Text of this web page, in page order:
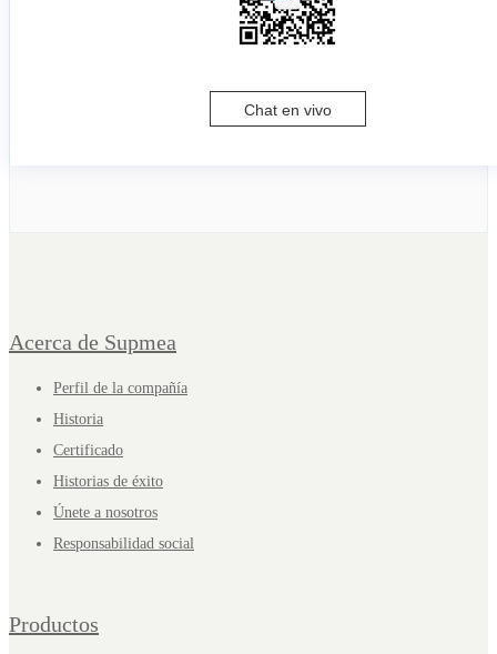
Chat en vivo
Acerca de Supmea
Perfil de la compañía
Historia
Certificado
Historias de éxito
Únete a nosotros
Responsabilidad social
Productos